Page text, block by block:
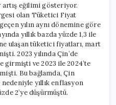
eğilimi gösteriyor.
olan Tüketici Fiyat
yılın aynı dönemine göre
yıllık bazda yüzde 1,3 ile
ulaşan tüketici fiyatları, mart
2023 yılında Çin’de
ve 2023 ile 2024’te
Bu bağlamda, Çin
yıllık enflasyon
2’ye düşürmüştü.